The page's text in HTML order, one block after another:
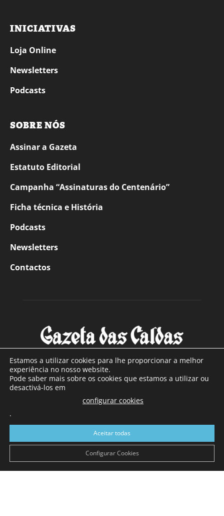
INICIATIVAS
Loja Online
Newsletters
Podcasts
SOBRE NÓS
Assinar a Gazeta
Estatuto Editorial
Campanha “Assinaturas do Centenário”
Ficha técnica e História
Podcasts
Newsletters
Contactos
SOBRE NÓS
Com sede nas Caldas da Rainha e mais de 90 anos de
a sul de distrito de Leiria, com mais de 40.000 leitores por
toda a região Oeste. Jornal com distribuição em Portugal
Continental e assinatura online.
Estamos a utilizar cookies para lhe proporcionar a melhor
experiência no nosso website.
Pode saber mais sobre os cookies que estamos a utilizar ou
desactivá-los em
configurar cookies
.
Aceitar todas
Configurar Cookies